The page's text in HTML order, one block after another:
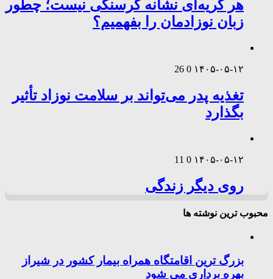
هر گریه‌ای نشانه گرسنگی نیست؛ چطور
زبان نوزادمان را بفهمیم؟
۱۴۰۵-۰۵-۱۲ 0
26
تغذیه پدر می‌تواند بر سلامت نوزاد تأثیر
بگذارد
۱۴۰۵-۰۵-۱۲ 0
11
روی دیگر زندگی
محبوب ترین نوشته ها
بزرگ ترین اقامتگاه همراه بیمار کشور در شیراز
بهره برداری می شود